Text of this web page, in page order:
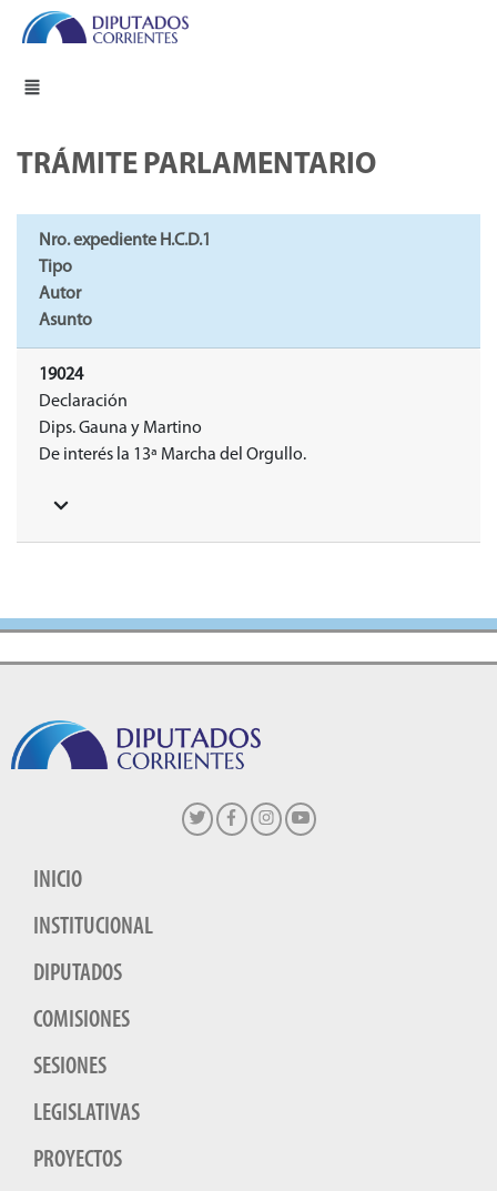
TRÁMITE PARLAMENTARIO
Nro. expediente H.C.D.1
Tipo
Autor
Asunto
19024
Declaración
Dips. Gauna y Martino
De interés la 13ª Marcha del Orgullo.
INICIO
INSTITUCIONAL
DIPUTADOS
COMISIONES
SESIONES
LEGISLATIVAS
PROYECTOS